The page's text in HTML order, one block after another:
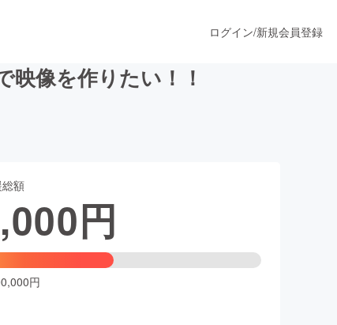
ファッション
ログイン/新規会員登録
映像を作りたい！！
額
円
円